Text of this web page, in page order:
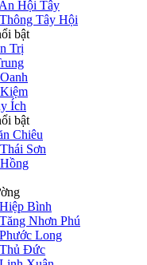
Hội Tây
Tây Hội
bật
Trị
Ích
bật
Chiêu
Sơn
Bình
Nhơn Phú
Long
Đức